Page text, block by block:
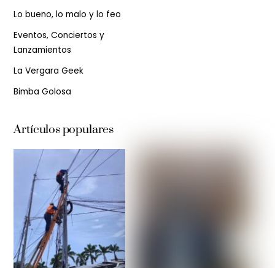
Lo bueno, lo malo y lo feo
Eventos, Conciertos y
Lanzamientos
La Vergara Geek
Bimba Golosa
Artículos populares